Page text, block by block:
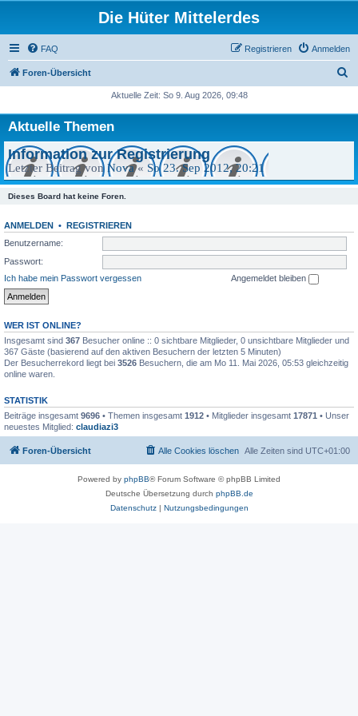
Die Hüter Mittelerdes
FAQ Anmelden
Registrieren
Foren-Übersicht
Aktuelle Zeit: So 9. Aug 2026, 09:48
Aktuelle Themen
Information zur Registrierung
Letzter Beitrag von Nova« So 23. Sep 2012, 20:21
Dieses Board hat keine Foren.
ANMELDEN • REGISTRIEREN
Benutzername:
Passwort:
Ich habe mein Passwort vergessen
Angemeldet bleiben
WER IST ONLINE?
Insgesamt sind 367 Besucher online :: 0 sichtbare Mitglieder, 0 unsichtbare Mitglieder und
367 Gäste (basierend auf den aktiven Besuchern der letzten 5 Minuten)
Der Besucherrekord liegt bei 3526 Besuchern, die am Mo 11. Mai 2026, 05:53 gleichzeitig
online waren.
STATISTIK
Beiträge insgesamt 9696 • Themen insgesamt 1912 • Mitglieder insgesamt 17871 • Unser
neuestes Mitglied: claudiazi3
Foren-Übersicht Alle Zeiten sind UTC+01:00
Alle Cookies löschen
Powered by phpBB® Forum Software © phpBB Limited
Deutsche Übersetzung durch phpBB.de
Datenschutz| Nutzungsbedingungen